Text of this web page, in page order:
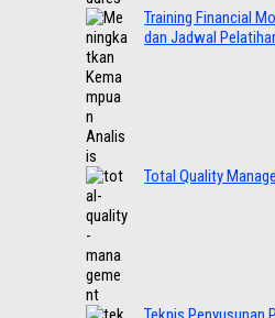
Training Financial
dan Jadwal
Total Quality